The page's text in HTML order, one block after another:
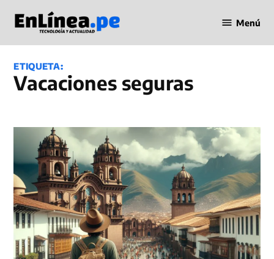
contenido
en Línea
Menú
ETIQUETA:
Vacaciones seguras